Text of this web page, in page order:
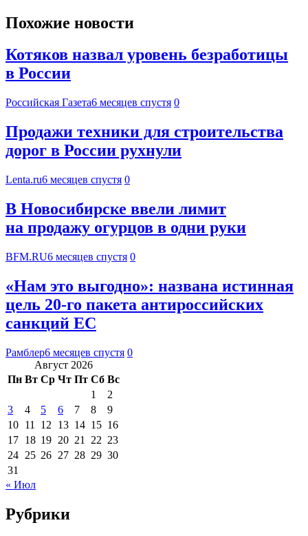
Похожие новости
Котяков назвал уровень безработицы
в России
Российская Газета6 месяцев спустя 0
Продажи техники для строительства
дорог в России рухнули
Lenta.ru6 месяцев спустя 0
В Новосибирске ввели лимит
на продажу огурцов в одни руки
BFM.RU6 месяцев спустя 0
«Нам это выгодно»: названа истинная
цель 20-го пакета антироссийских
санкций ЕС
Рамблер6 месяцев спустя 0
Август 2026
Пн Вт Ср Чт Пт Сб Вс
1
2
3
4 5 6 7 8
9
10 11 12 13 14 15 16
17 18 19 20 21 22 23
24 25 26 27 28 29 30
31
« Июл
Рубрики